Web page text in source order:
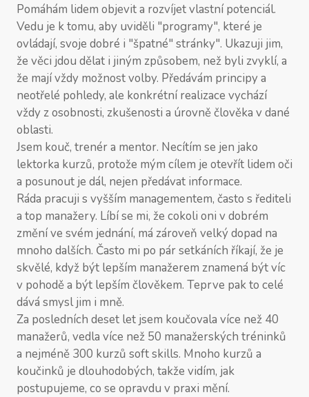
Pomáhám lidem objevit a rozvíjet vlastní potenciál.
Vedu je k tomu, aby uviděli "programy", které je
ovládají, svoje dobré i "špatné" stránky". Ukazuji jim,
že věci jdou dělat i jiným způsobem, než byli zvyklí, a
že mají vždy možnost volby. Předávám principy a
neotřelé pohledy, ale konkrétní realizace vychází
vždy z osobnosti, zkušenosti a úrovně člověka v dané
oblasti.
Jsem kouč, trenér a mentor. Necítím se jen jako
lektorka kurzů, protože mým cílem je otevřít lidem oči
a posunout je dál, nejen předávat informace.
Ráda pracuji s vyšším managementem, často s řediteli
a top manažery. Líbí se mi, že cokoli oni v dobrém
změní ve svém jednání, má zároveň velký dopad na
mnoho dalších. Často mi po pár setkáních říkají, že je
skvělé, když být lepším manažerem znamená být víc
v pohodě a být lepším člověkem. Teprve pak to celé
dává smysl jim i mně.
Za posledních deset let jsem koučovala více než 40
manažerů, vedla více než 50 manažerských tréninků
a nejméně 300 kurzů soft skills. Mnoho kurzů a
koučinků je dlouhodobých, takže vidím, jak
postupujeme, co se opravdu v praxi mění.